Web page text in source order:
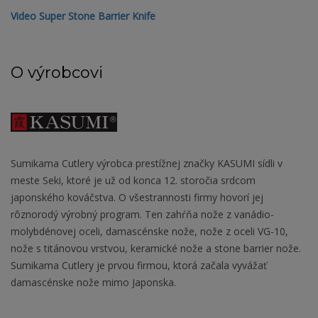
Video Super Stone Barrier Knife
O výrobcovi
Sumikama Cutlery výrobca prestížnej značky KASUMI sídli v
meste Seki, ktoré je už od konca 12. storočia srdcom
japonského kováčstva. O všestrannosti firmy hovorí jej
rôznorodý výrobný program. Ten zahŕňa nože z vanádio-
molybdénovej oceli, damascénske nože, nože z oceli VG-10,
nože s titánovou vrstvou, keramické nože a stone barrier nože.
Sumikama Cutlery je prvou firmou, ktorá začala vyvážať
damascénske nože mimo Japonska.